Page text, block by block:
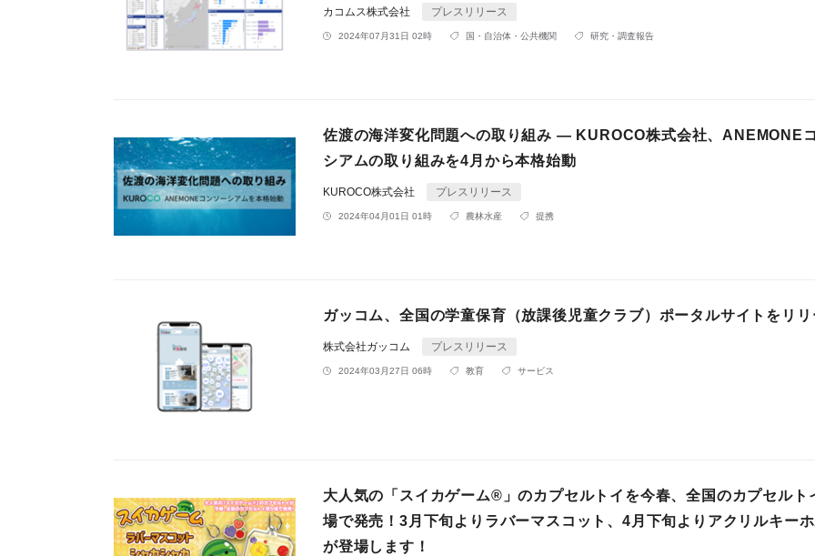
カコムス株式会社 プレスリリース
2024年07月31日 02時 国・自治体・公共機関 研究・調査報告
佐渡の海洋変化問題への取り組み ― KUROCO株式会社、ANEMONE
シアムの取り組みを4月から本格始動
KUROCO株式会社 プレスリリース
2024年04月01日 01時 農林水産 提携
ガッコム、全国の学童保育（放課後児童クラブ）ポータルサイトをリリ
株式会社ガッコム プレスリリース
2024年03月27日 06時 教育 サービス
大人気の「スイカゲーム®」のカプセルトイを今春、全国のカプセルト
場で発売！3月下旬よりラバーマスコット、4月下旬よりアクリルキー
が登場します！